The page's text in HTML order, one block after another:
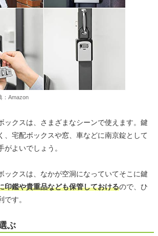
：Amazon
ックスは、さまざまなシーンで使えます。鍵
、宅配ボックスや窓、車などに南京錠として
よいでしょう。
ックスは、なかが空洞になっていてそこに鍵
印鑑や貴重品なども保管しておけるので、ひ
です。
ぶ